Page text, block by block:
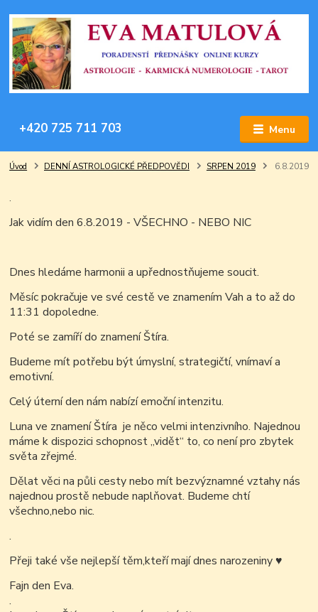
Menu
+420 725 711 703
Úvod DENNÍ ASTROLOGICKÉ PŘEDPOVĚDI SRPEN 2019 6.8.2019
.
Jak vidím den 6.8.2019 - VŠECHNO - NEBO NIC
Dnes hledáme harmonii a upřednostňujeme soucit.
Měsíc pokračuje ve své cestě ve znamením Vah a to až do
11:31 dopoledne.
Poté se zamíří do znamení Štíra.
Budeme mít potřebu být úmyslní, strategičtí, vnímaví a
emotivní.
Celý úterní den nám nabízí emoční intenzitu.
Luna ve znamení Štíra je něco velmi intenzivního. Najednou
máme k dispozicischopnost „vidět“ to, co není pro zbytek
světa zřejmé.
Dělat věci na půli cesty nebo mít bezvýznamné vztahy nás
najednou prostě nebudenaplňovat. Budeme chtí
všechno,nebo nic.
.
Přeji také vše nejlepší těm,kteří mají dnes narozeniny♥
Fajn den Eva.
.